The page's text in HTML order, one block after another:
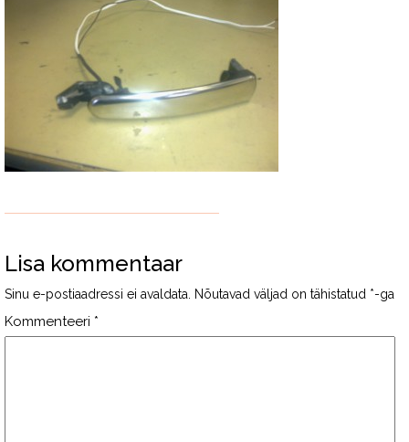
Lisa kommentaar
Sinu e-postiaadressi ei avaldata. Nõutavad väljad on tähistatud *-ga
Kommenteeri *